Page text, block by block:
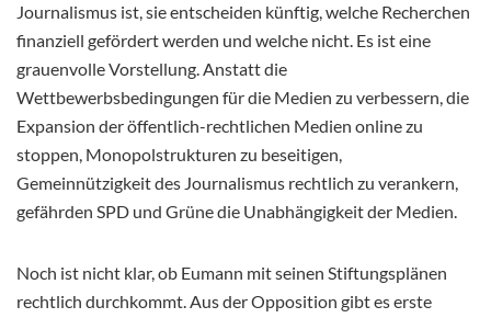
Journalismus ist, sie entscheiden künftig, welche Recherchen
finanziell gefördert werden und welche nicht. Es ist eine
grauenvolle Vorstellung. Anstatt die
Wettbewerbsbedingungen für die Medien zu verbessern, die
Expansion der öffentlich-rechtlichen Medien online zu
stoppen, Monopolstrukturen zu beseitigen,
Gemeinnützigkeit des Journalismus rechtlich zu verankern,
gefährden SPD und Grüne die Unabhängigkeit der Medien.
Noch ist nicht klar, ob Eumann mit seinen Stiftungsplänen
rechtlich durchkommt. Aus der Opposition gibt es erste